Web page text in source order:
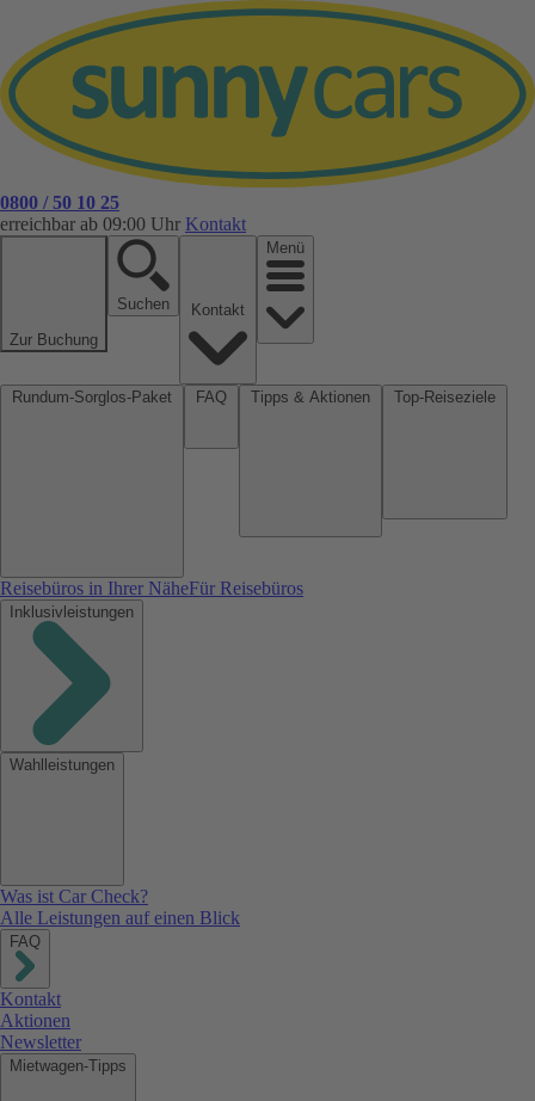
0800 / 50 10 25
erreichbar ab 09:00 Uhr Kontakt
Zur Buchung
Suchen
Menü
Reisebüros in Ihrer NäheFür Reisebüros
Inklusivleistungen
Wahlleistungen
Was ist Car Check?
Alle Leistungen auf einen Blick
FAQ
Kontakt
Aktionen
Newsletter
Mietwagen-Tipps